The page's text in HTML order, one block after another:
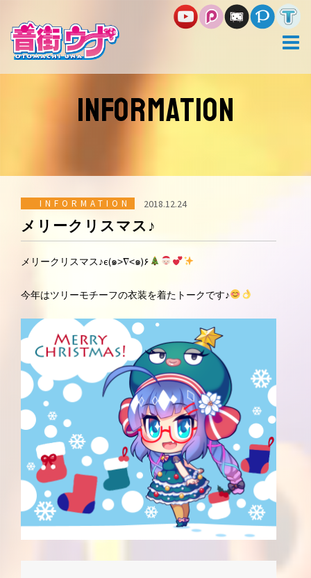
コ
ン
テ
ン
ツ
へ
ス
キ
ッ
プ
INFORMATION
INFORMATION 2018.12.24
メリークリスマス♪
メリークリスマス♪є(๑˃∇˂๑)۶
今年はツリーモチーフの衣装を着たトークです♪